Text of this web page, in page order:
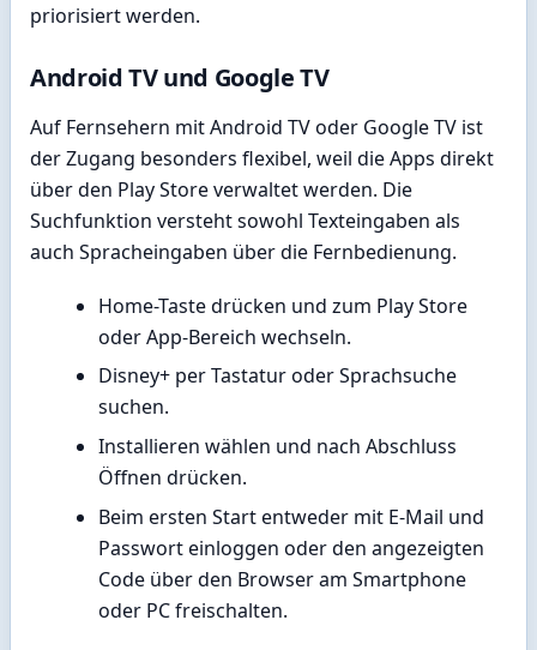
priorisiert werden.
Android TV und Google TV
Auf Fernsehern mit Android TV oder Google TV ist
der Zugang besonders flexibel, weil die Apps direkt
über den Play Store verwaltet werden. Die
Suchfunktion versteht sowohl Texteingaben als
auch Spracheingaben über die Fernbedienung.
Home-Taste drücken und zum Play Store
oder App-Bereich wechseln.
Disney+ per Tastatur oder Sprachsuche
suchen.
Installieren wählen und nach Abschluss
Öffnen drücken.
Beim ersten Start entweder mit E-Mail und
Passwort einloggen oder den angezeigten
Code über den Browser am Smartphone
oder PC freischalten.